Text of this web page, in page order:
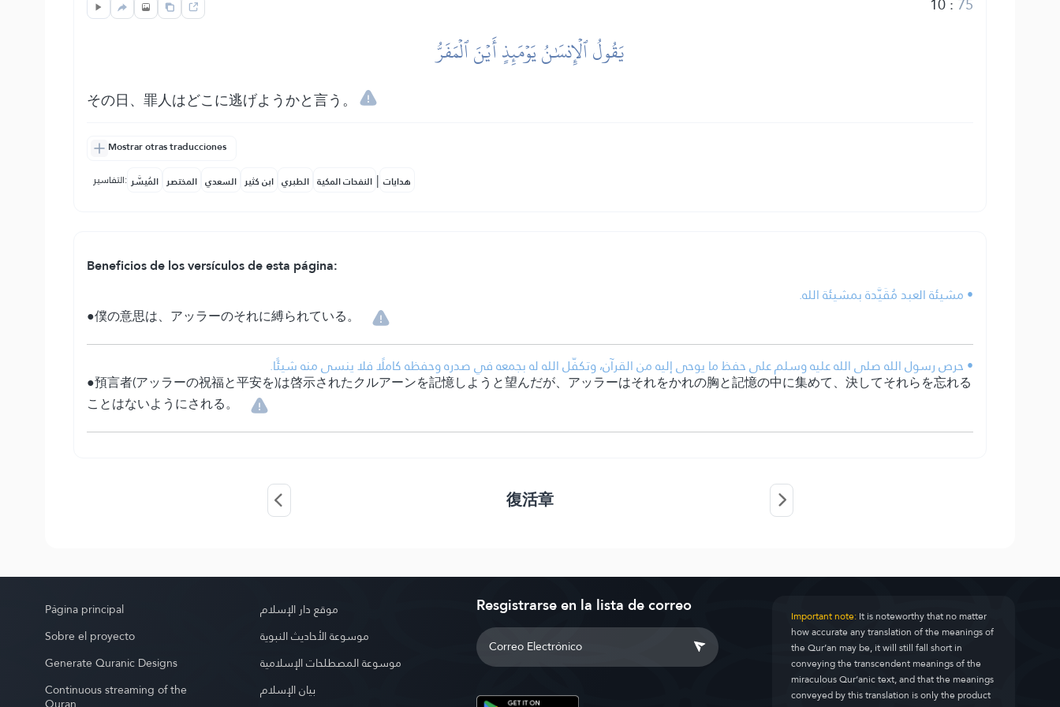
يَقُولُ ٱلۡإِنسَٰنُ يَوۡمَئِذٍ أَيۡنَ ٱلۡمَفَرُّ
その日、罪人はどこに逃げようかと言う。
Mostrar otras traducciones
التفاسير: المُيسَّر المختصر السعدي ابن كثير الطبري النفحات المكية | هدايات
Beneficios de los versículos de esta página:
• مشيئة العبد مُقَيَّدة بمشيئة الله.
●僕の意思は、アッラーのそれに縛られている。
• حرص رسول الله صلى الله عليه وسلم على حفظ ما يوحى إليه من القرآن، وتكفّل الله له بجمعه في صدره وحفظه كاملًا فلا ينسى منه شيئًا.
●預言者(アッラーの祝福と平安を)は啓示されたクルアーンを記憶しようと望んだが、アッラーはそれをかれの胸と記憶の中に集めて、決してそれらを忘れる
ことはないようにされる。
復活章
Página principal
Sobre el proyecto
Generate Quranic Designs
Continuous streaming of the
موقع دار الإسلام
موسوعة الأحاديث النبوية
موسوعة المصطلحات الإسلامية
بيان الإسلام
Resgistrarse en la lista de correo Important note:It is noteworthy that no matter
how accurate any translation of the meanings of
the Qur’an may be, it will still fall short in
conveying the transcendent meanings of the
miraculous Qur’anic text, and that the meanings
conveyed by this translation is only the product